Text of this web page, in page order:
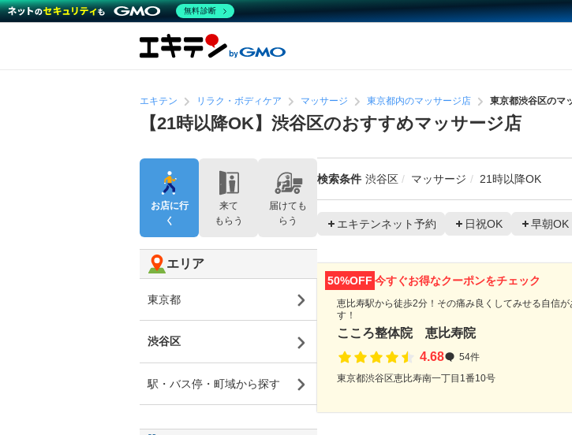
エキテン リラク・ボディケア マッサージ 東京都内のマッサージ店 東京都渋谷区のマ
【21時以降OK】渋谷区のおすすめマッサージ店
検索条件 渋谷区 マッサージ 21時以降OK
エキテンネット予約 日祝OK 早朝OK
50%OFF 今すぐお得なクーポンをチェック
恵比寿駅から徒歩2分！その痛み良くしてみせる自信が
す！
こころ整体院 恵比寿院
4.68
54件
東京都渋谷区恵比寿南一丁目1番10号
お店に行
く
来て
もらう
届けても
らう
エリア
東京都
渋谷区
駅・バス停・町域から探す
無料診断